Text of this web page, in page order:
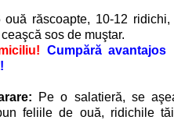
ouă răscoapte, 10-12
sos de muştar.
Cumpără avantajos
Pe o salatieră, se
feliile de ouă, ridichile